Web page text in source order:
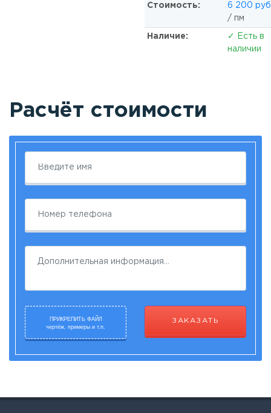
Стоимость:
6 200
/ пм
Наличие:
✓ Есть в
наличии
Расчёт стоимости
ПРИКРЕПИТЬ ФАЙЛ
чертёж, примеры и т.п.
ЗАКАЗАТЬ